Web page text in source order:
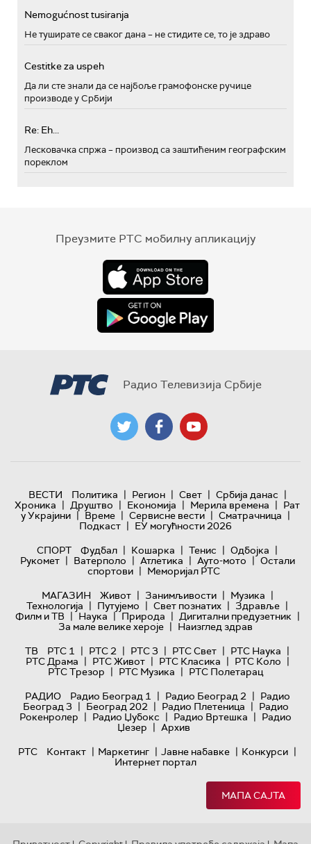
Nemogućnost tusiranja
Не туширате се сваког дана – не стидите се, то је здраво
Cestitke za uspeh
Да ли сте знали да се најбоље грамофонске ручице
производе у Србији
Re: Eh...
Лесковачка спржа – производ са заштићеним географским
пореклом
Преузмите РТС мобилну апликацију
Радио Телевизија Србије
ВЕСТИ Политика | Регион | Свет | Србија данас |
Хроника | Друштво | Економија | Мерила времена | Рат
у Украјини | Време | Сервисне вести | Сматрачница |
Подкаст | ЕУ могућности 2026
СПОРТ
Фудбал | Кошарка | Тенис | Одбојка |
Рукомет | Ватерполо | Атлетика | Ауто-мото | Остали
спортови | Меморијал РТС
МАГАЗИН
Живот | Занимљивости | Музика |
Технологијa | Путујемо | Свет познатих | Здравље |
Филм и ТВ | Наука | Природа | Дигитални предузетник |
За мале велике хероје | Наизглед здрав
ТВ
РТС 1 | РТС 2 | РТС 3 | РТС Свет | РТС Наука |
РТС Драма | РТС Живот | РТС Класика | РТС Коло |
РТС Трезор | РТС Музика | РТС Полетарац
РАДИО
Радио Београд 1 | Радио Београд 2 | Радио
Београд 3 | Београд 202 | Радио Плетеница | Радио
Рокенролер | Радио Џубокс | Радио Вртешка | Радио
Џезер | Архив
РТС
Контакт | Маркетинг | Јавне набавке | Конкурси |
Интернет портал
МАПА САЈТА